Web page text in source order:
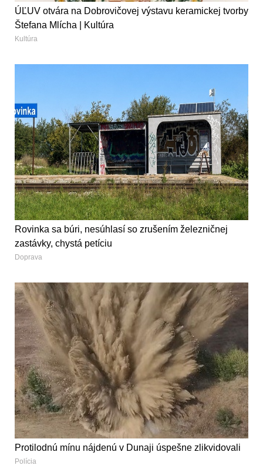
ÚĽUV otvára na Dobrovičovej výstavu keramickej tvorby
Štefana Mlícha | Kultúra
Kultúra
Rovinka sa búri, nesúhlasí so zrušením železničnej
zastávky, chystá petíciu
Doprava
Protilodnú mínu nájdenú v Dunaji úspešne zlikvidovali
Polícia